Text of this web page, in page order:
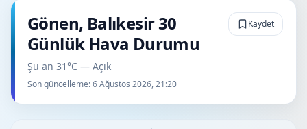
Gönen, Balıkesir 30
Günlük Hava Durumu
Şu an 31°C — Açık
Son güncelleme:6 Ağustos 2026, 21:20
Kaydet